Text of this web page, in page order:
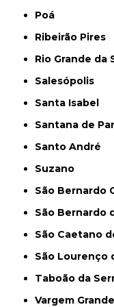
Poá
Ribeirão Pires
Rio Grande da
Salesópolis
Santa Isabel
Santana de
Santo André
Suzano
São Bernardo
São Bernardo
São Caetano
São Lourenço
Taboão da
Vargem